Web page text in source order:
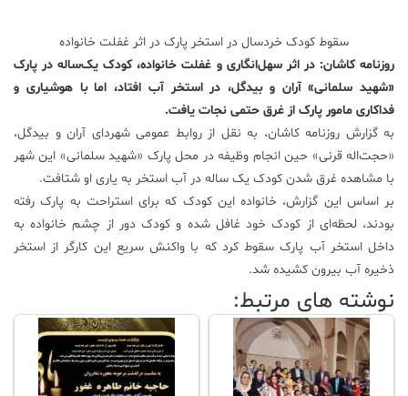
ورزشی
محیط
زیست
علم
و
فناوری
عکس
پادکست
سقوط کودک خردسال در استخر پارک در اثر غفلت خانواده
روزنامه کاشان: در اثر سهل‌انگاری و غفلت خانواده، کودک یک‌ساله در پارک
«شهید سلمانی» آران و بیدگل، در استخر آب افتاد، اما با هوشیاری و
فداکاری مامور پارک از غرق حتمی نجات یافت.
به گزارش روزنامه کاشان، به نقل از روابط عمومی شهردای آران و بیدگل،
«حجت‌اله قرنی» حین انجام وظیفه در محل پارک «شهید سلمانی» این شهر
با مشاهده غرق شدن کودک یک ساله در آب استخر به یاری او شتافت.
بر اساس این گزارش، خانواده این کودک که برای استراحت به پارک رفته
بودند، لحظه‌ای از کودک خود غافل شده و کودک دور از چشم خانواده به
داخل استخر آب پارک سقوط کرد که با واکنش سریع این کارگر از استخر
ذخیره آب بیرون کشیده شد.
نوشته های مرتبط: